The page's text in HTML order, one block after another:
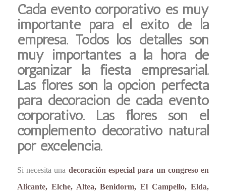
Cada evento corporativo es muy
importante para el éxito de la
empresa. Todos los detalles son
muy importantes a la hora de
organizar la fiesta empresarial.
Las flores son la opción perfecta
para decoración de cada evento
corporativo. Las flores son el
complemento decorativo natural
por excelencia.
Si necesita una decoración especial para un congreso en
Alicante, Elche, Altea, Benidorm, El Campello, Elda,